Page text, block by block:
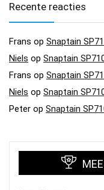
Recente reacties
Frans op Snaptain
Niels op Snaptain
Frans op Snaptain
Niels op Snaptain
Peter op Snaptain